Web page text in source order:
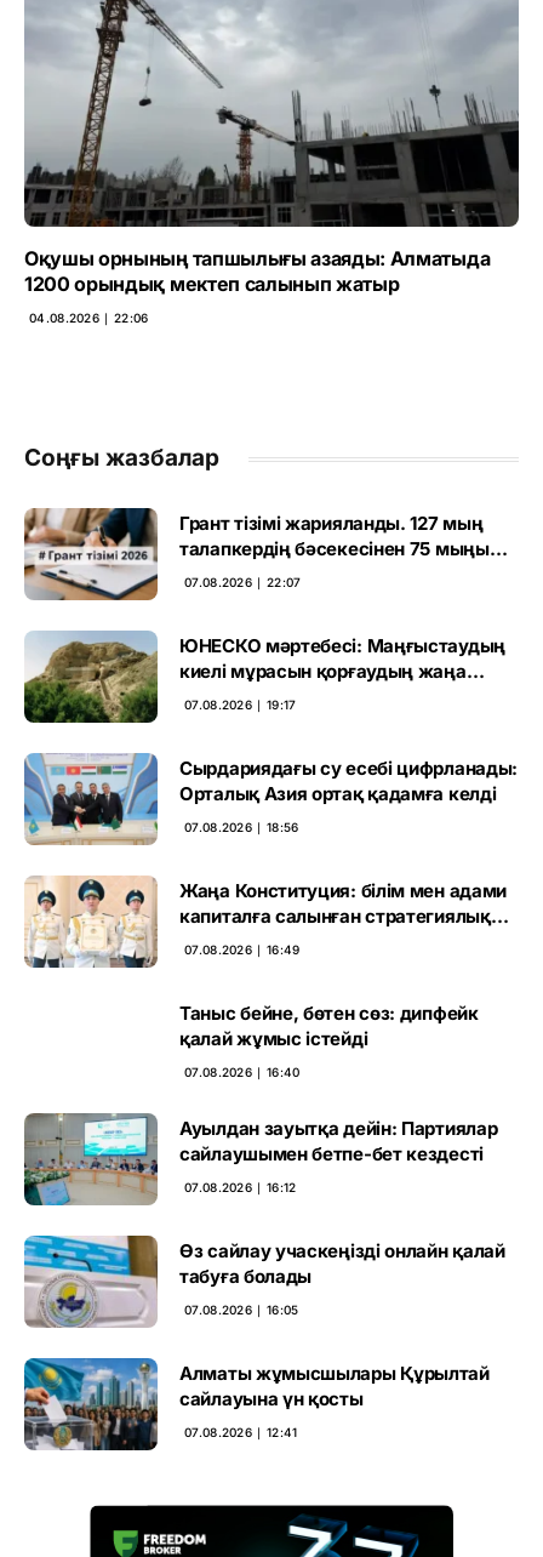
Оқушы орнының тапшылығы азаяды: Алматыда
1200 орындық мектеп салынып жатыр
04.08.2026 ∣ 22:06
Соңғы жазбалар
Грант тізімі жарияланды. 127 мың
талапкердің бәсекесінен 75 мыңы
өтті
07.08.2026 ∣ 22:07
ЮНЕСКО мәртебесі: Маңғыстаудың
киелі мұрасын қорғаудың жаңа
кезеңі басталды
07.08.2026 ∣ 19:17
Сырдариядағы су есебі цифрланады:
Орталық Азия ортақ қадамға келді
07.08.2026 ∣ 18:56
Жаңа Конституция: білім мен адами
капиталға салынған стратегиялық
негіз
07.08.2026 ∣ 16:49
Таныс бейне, бөтен сөз: дипфейк
қалай жұмыс істейді
07.08.2026 ∣ 16:40
Ауылдан зауытқа дейін: Партиялар
сайлаушымен бетпе-бет кездесті
07.08.2026 ∣ 16:12
Өз сайлау учаскеңізді онлайн қалай
табуға болады
07.08.2026 ∣ 16:05
Алматы жұмысшылары Құрылтай
сайлауына үн қосты
07.08.2026 ∣ 12:41